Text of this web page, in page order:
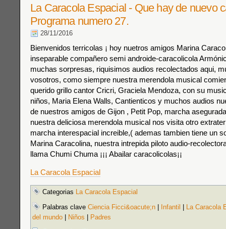
La Caracola Espacial - Que hay de nuevo
Programa numero 27.
28/11/2016
Bienvenidos terricolas ¡ hoy nuetros amigos Marina
inseparable compañero semi androide-caracolicola
muchas sorpresas, riquisimos audios recolectados aqui,
vosotros, como siempre nuestra merendola musical
querido grillo cantor Cricri, Graciela Mendoza, con su
niños, Maria Elena Walls, Cantienticos y muchos audios
de nuestros amigos de Gijon , Petit Pop, marcha
nuestra deliciosa merendola musical nos visita otro
marcha interespacial increible,( ademas tambien tiene un
Marina Caracolina, nuestra intrepida piloto audio-
llama Chumi Chuma ¡¡¡ Abailar caracolicolas¡¡
La Caracola Espacial
Categorias La Caracola Espacial
Palabras clave Ciencia Ficci&oacute;n Infantil
La Caracola
del mundo
Niños
Padres